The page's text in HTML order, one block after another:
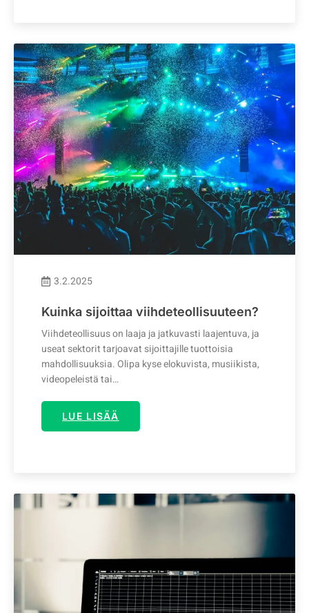
3.2.2025
Kuinka sijoittaa viihdeteollisuuteen?
Viihdeteollisuus on laaja ja jatkuvasti laajentuva, ja
useat sektorit tarjoavat sijoittajille tuottoisia
mahdollisuuksia. Olipa kyse elokuvista, musiikista,
videopeleistä tai…
LUE LISÄÄ